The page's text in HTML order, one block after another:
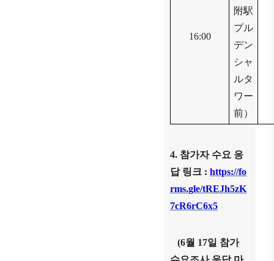
16:00
附駅
プル
デン
シャ
ルタ
ワー
前）
4. 참가자 수요 응
답 링크 : https://fo
rms.gle/tREJh5zK
7cR6rC6x5
(6월 17일 참가